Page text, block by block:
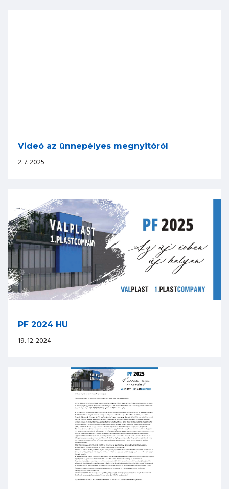
Videó az ünnepélyes megnyitóról
2. 7. 2025
PF 2024 HU
19. 12. 2024